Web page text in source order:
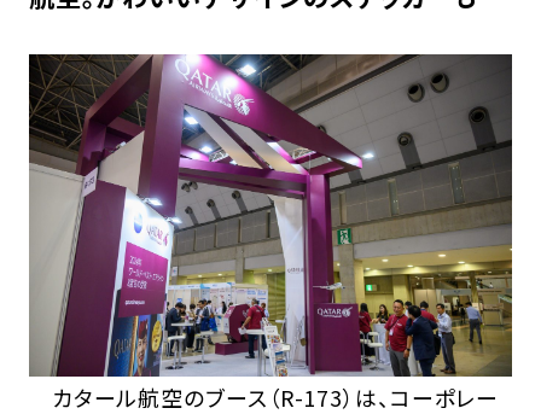
カタール航空のブース（R-173）は、コーポレー